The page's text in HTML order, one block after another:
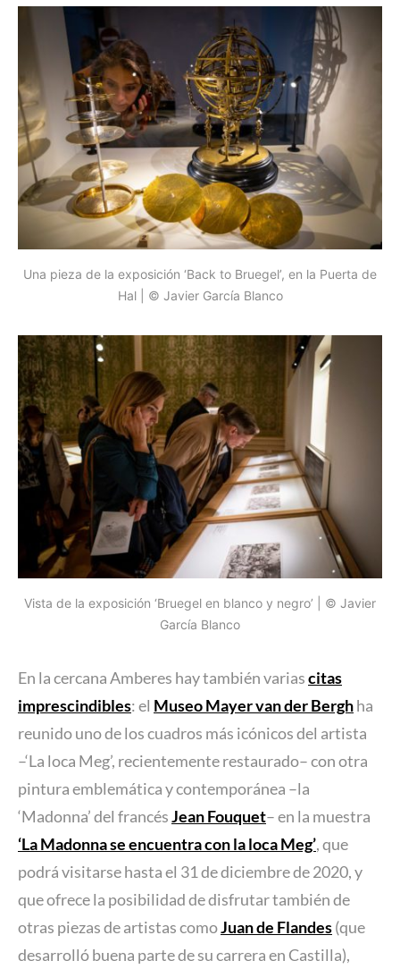
Una pieza de la exposición ‘Back to Bruegel’, en la Puerta de
Hal | © Javier García Blanco
Vista de la exposición ‘Bruegel en blanco y negro’ | © Javier
García Blanco
En la cercana Amberes hay también variascitas
imprescindibles: el Museo Mayer van der Berghha
reunido uno de los cuadros más icónicos del artista
–‘La loca Meg’, recientemente restaurado– con otra
pintura emblemática y contemporánea –la
‘Madonna’ del francésJean Fouquet– en la muestra
‘La Madonna se encuentra con la loca Meg’, que
podrá visitarse hasta el 31 de diciembre de 2020, y
que ofrece la posibilidad de disfrutar también de
otras piezas de artistas comoJuan de Flandes(que
desarrolló buena parte de su carrera en Castilla),